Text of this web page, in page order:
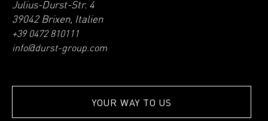
Julius-Durst-Str. 4
39042 Brixen, Italien
+39 0472 810111
info@durst-group.com
YOUR WAY TO US